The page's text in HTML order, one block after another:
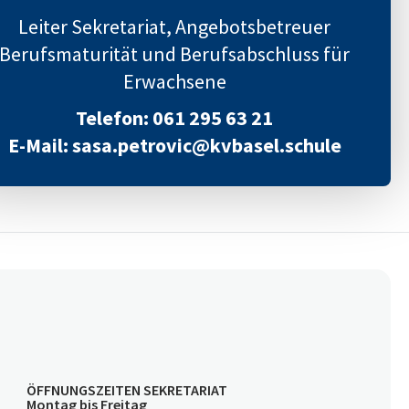
Leiter Sekretariat, Angebotsbetreuer
Berufsmaturität und Berufsabschluss für
Erwachsene
Telefon: 061 295 63 21
E-Mail: sasa.petrovic@kvbasel.schule
ÖFFNUNGSZEITEN SEKRETARIAT
Montag bis Freitag